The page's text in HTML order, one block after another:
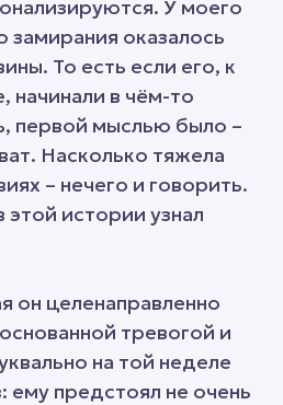
У моего
замирания оказалось
То есть если его, к
начинали в чём-то
первой мыслью было –
Насколько тяжела
– нечего и говорить.
истории узнал
он целенаправленно
тревогой и
на той неделе
предстоял не очень